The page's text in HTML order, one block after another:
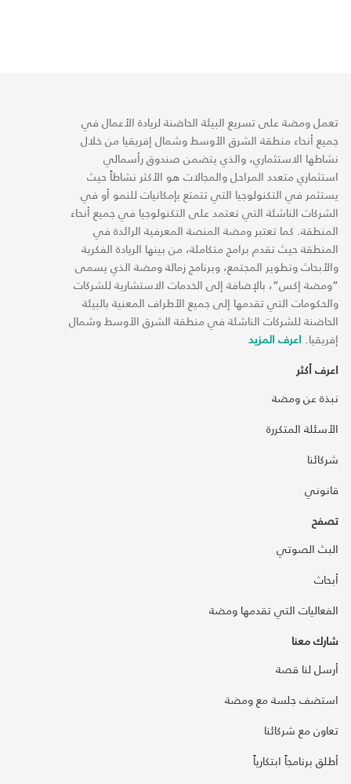
تعمل ومضة على تسريع البيئة الحاضنة لريادة الأعمال في
جميع أنحاء منطقة الشرق الأوسط وشمال إفريقيا من خلال
نشاطها الاستثماري، والذي يتضمن صندوق رأسمالي
استثماري متعدد المراحل والمجالات هو الأكثر نشاطاً حيث
يستثمر في التكنولوجيا التي تتمتع بإمكانيات للنمو أو في
الشركات الناشئة التي تعتمد على التكنولوجيا في جميع أنحاء
المنطقة. كما تعتبر ومضة المنصة المعرفية الرائدة في
المنطقة حيث تقدم برامج متكاملة، من بينها الريادة الفكرية
والأبحاث وتطوير المجتمع، وبرنامج زمالة ومضة الذي يسمى
“ومضة إكس“، بالإضافة إلى الخدمات الاستشارية للشركات
والحكومات التي تقدمها إلى جميع الأطراف المعنية بالبيئة
الحاضنة للشركات الناشئة في منطقة الشرق الأوسط وشمال
إفريقيا. اعرف المزيد
اعرف أكثر
نبذة عن ومضة
الأسئلة المتكررة
شركائنا
قانوني
تصفح
البث الصوتي
أبحاث
الفعاليات التي تقدمها ومضة
شارك معنا
أرسل لنا قصة
استضف جلسة مع ومضة
تعاون مع شركائنا
أطلق برنامجاً ابتكارياً